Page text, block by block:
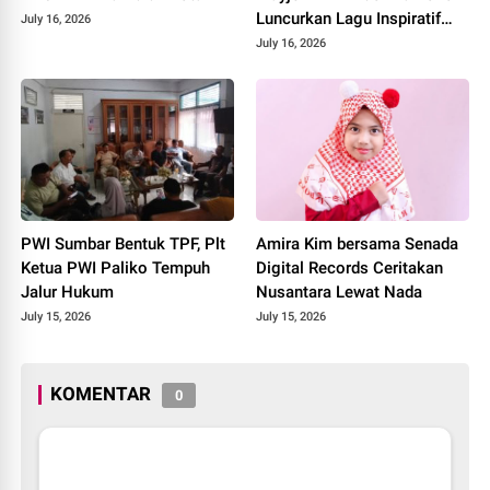
July 16, 2026
Luncurkan Lagu Inspiratif
"Teruslah Melangkah"
July 16, 2026
PWI Sumbar Bentuk TPF, Plt
Ketua PWI Paliko Tempuh
Jalur Hukum
July 15, 2026
Amira Kim bersama Senada
Digital Records Ceritakan
Nusantara Lewat Nada
July 15, 2026
KOMENTAR 0